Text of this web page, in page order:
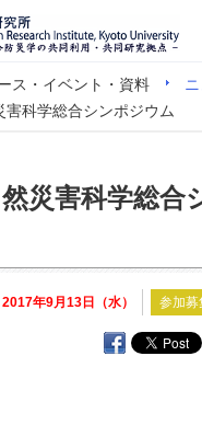
ス・イベント・資料
害科学総合シンポジウム
災害科学総合
2017年9月13日（水） 参加募